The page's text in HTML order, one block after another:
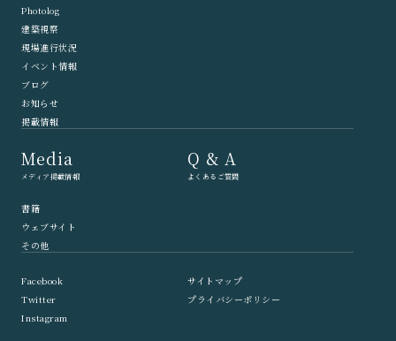
Photolog
建築視察
現場進行状況
イベント情報
ブログ
お知らせ
掲載情報
Media
メディア掲載情報
書籍
ウェブサイト
その他
Q & A
よくあるご質問
Facebook
Twitter
Instagram
サイトマップ
プライバシーポリシー